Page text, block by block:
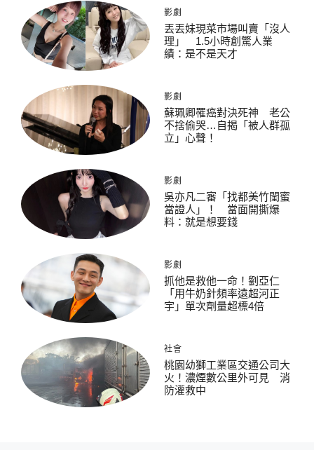
影劇
丟丟妹現菜市場叫賣「沒人
理」 1.5小時創驚人業
績：是不是天才
影劇
蘇珮卿罹癌對決死神 老公
不捨偷哭…自揭「被人群孤
立」心聲！
影劇
吳亦凡二審「找都美竹閨蜜
當證人」！ 當面開撕爆
料：就是想要錢
影劇
抓他是救他一命！劉亞仁
「用牛奶針頻率遠超河正
宇」單次劑量超標4倍
社會
桃園幼獅工業區交通公司大
火！濃煙數公里外可見 消
防灌救中